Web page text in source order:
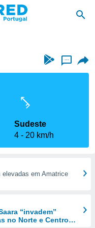
...
Sudeste
4
20 km/h
em Amatrice
“invadem”
no Norte e Centro